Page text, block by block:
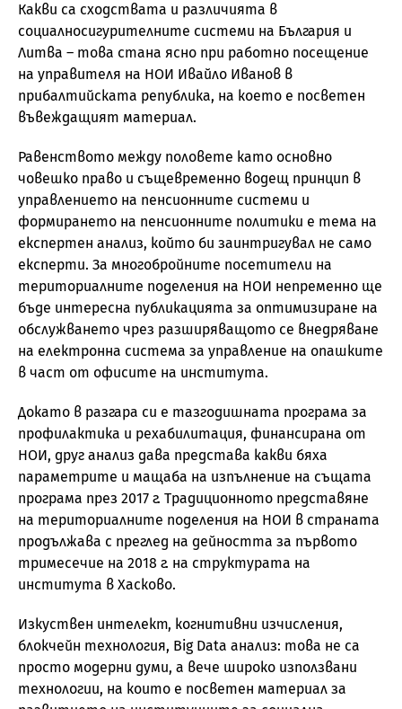
Какви са сходствата и различията в
социалносигурителните системи на България и
Литва – това стана ясно при работно посещение
на управителя на НОИ Ивайло Иванов в
прибалтийската република, на което е посветен
въвеждащият материал.
Равенството между половете като основно
човешко право и същевременно водещ принцип в
управлението на пенсионните системи и
формирането на пенсионните политики е тема на
експертен анализ, който би заинтригувал не само
експерти. За многобройните посетители на
териториалните поделения на НОИ непременно ще
бъде интересна публикацията за оптимизиране на
обслужването чрез разширяващото се внедряване
на електронна система за управление на опашките
в част от офисите на института.
Докато в разгара си е тазгодишната програма за
профилактика и рехабилитация, финансирана от
НОИ, друг анализ дава представа какви бяха
параметрите и мащаба на изпълнение на същата
програма през 2017 г. Традиционното представяне
на териториалните поделения на НОИ в страната
продължава с преглед на дейността за първото
тримесечие на 2018 г. на структурата на
института в Хасково.
Изкуствен интелект, когнитивни изчисления,
блокчейн технология, Big Data анализ: това не са
просто модерни думи, а вече широко използвани
технологии, на които е посветен материал за